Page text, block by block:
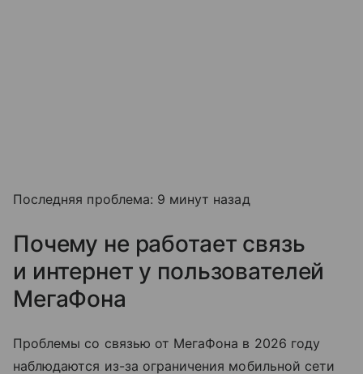
Последняя проблема: 9 минут назад
Почему не работает связь
и интернет у пользователей
МегаФона
Проблемы со связью от МегаФона в 2026 году
наблюдаются из-за ограничения мобильной сети